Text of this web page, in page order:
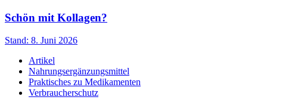
Schön mit Kollagen?
Stand: 8. Juni 2026
Artikel
Nahrungsergänzungsmittel
Praktisches zu Medikamenten
Verbraucherschutz